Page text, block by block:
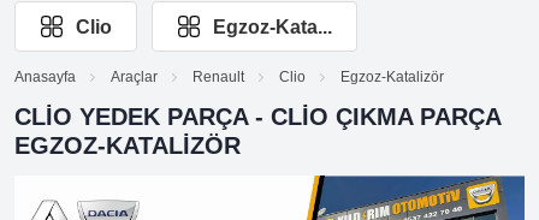
Clio Egzoz-Kata...
Anasayfa Araçlar Renault Clio Egzoz-Katalizör
CLIO YEDEK PARÇA - CLIO ÇIKMA PARÇA
EGZOZ-KATALIZÖR